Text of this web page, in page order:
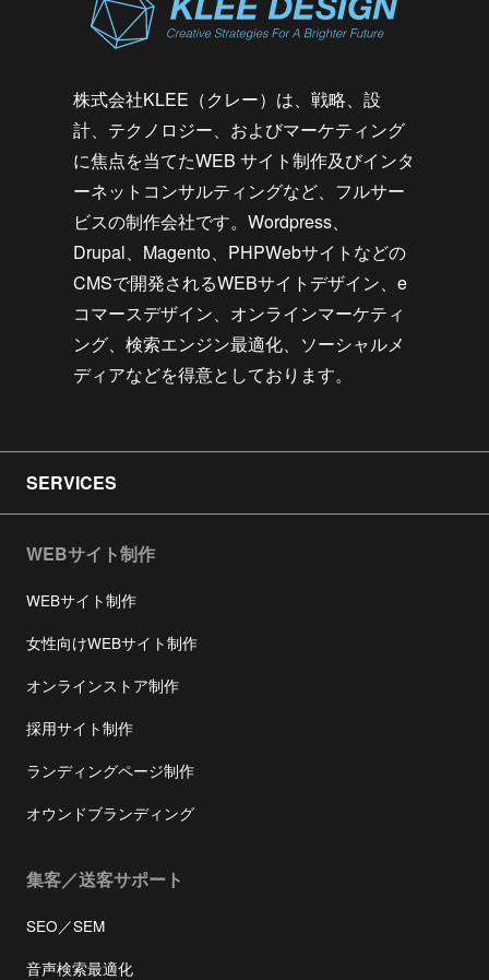
株式会社KLEE（クレー）は、戦略、設
計、テクノロジー、およびマーケティング
に焦点を当てたWEB サイト制作及びインタ
ーネットコンサルティングなど、フルサー
ビスの制作会社です。Wordpress、
Drupal、Magento、PHPWebサイトなどの
CMSで開発されるWEBサイトデザイン、e
コマースデザイン、オンラインマーケティ
ング、検索エンジン最適化、ソーシャルメ
ディアなどを得意としております。
SERVICES
WEBサイト制作
WEBサイト制作
女性向けWEBサイト制作
オンラインストア制作
採用サイト制作
ランディングページ制作
オウンドブランディング
集客／送客サポート
SEO／SEM
音声検索最適化